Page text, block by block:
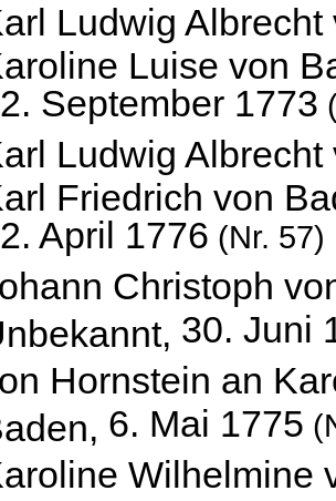
Ludwig
Luise von
September 1773
Ludwig
Friedrich von
April 1776 (Nr. 57)
Christoph
30. Juni
Hornstein an
6. Mai 1775
Wilhelmine